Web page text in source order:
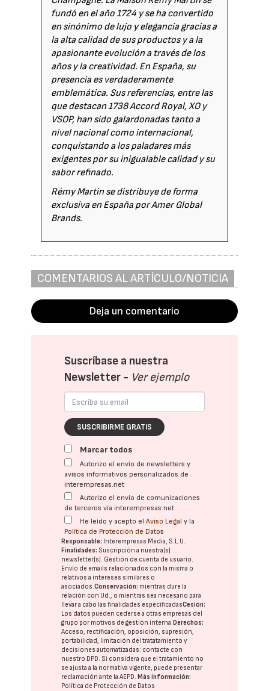
fundó en el año 1724 y se ha convertido
en sinónimo de lujo y elegancia gracias a
la alta calidad de sus productos y a la
apasionante evolución a través de los
años y la creatividad. En España, su
presencia es verdaderamente
emblemática. Sus referencias, entre las
que destacan 1738 Accord Royal, XO y
VSOP, han sido galardonadas tanto a
nivel nacional como internacional,
conquistando a los paladares más
exigentes por su inigualable calidad y su
sabor refinado.
Rémy Martin se distribuye de forma
exclusiva en España por Amer Global
Brands.
COMENTARIOS AL ARTÍCULO/NOTICIA
Deja un comentario
Suscríbase a nuestra
Newsletter - Ver ejemplo
SUSCRIBIRME GRATIS
Marcar todos
Autorizo el envío de newsletters y
avisos informativos personalizados de
interempresas.net
Autorizo el envío de comunicaciones
de terceros vía interempresas.net
He leído y acepto elAviso Legal y la
Política de Protección de Datos
Responsable: Interempresas Media, S.L.U.
Finalidades: Suscripción a nuestra(s)
newsletter(s). Gestión de cuenta de usuario.
Envío de emails relacionados con la misma o
relativos a intereses similares o
asociados.Conservación: mientras dure la
relación con Ud., o mientras sea necesario para
llevar a cabo las finalidades especificadasCesión:
Los datos pueden cederse a otras empresas del
grupo por motivos de gestión interna. Derechos:
Acceso, rectificación, oposición, supresión,
portabilidad, limitación del tratatamiento y
decisiones automatizadas: contacte con
nuestro DPD. Si considera que el tratamiento no
se ajusta a la normativa vigente, puede presentar
reclamación ante laAEPD. Más información:
Política de Protección de Datos